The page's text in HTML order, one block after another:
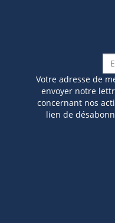
Votre adresse de
envoyer notre
concernant nos
lien de